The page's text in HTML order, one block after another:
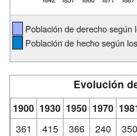
Población de derecho según
Población de hecho según
Evolución
1900 1930 1950 1970
361
415 366 240 350